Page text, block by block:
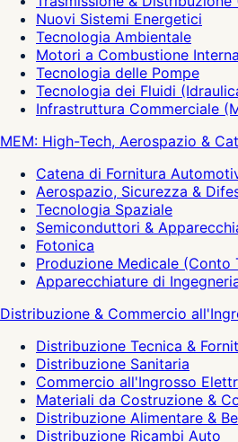
Nuovi Sistemi Energetici
Tecnologia Ambientale
Motori a Combustione Interna
Tecnologia delle Pompe
Tecnologia dei Fluidi
Infrastruttura Commerciale
MEM: High-Tech, Aerospazio &
Catena di Fornitura
Aerospazio, Sicurezza &
Tecnologia Spaziale
Semiconduttori &
Fotonica
Produzione Medicale (Conto
Apparecchiature di
Distribuzione & Commercio
Distribuzione Tecnica &
Distribuzione Sanitaria
Commercio all'Ingrosso
Materiali da Costruzione &
Distribuzione Alimentare &
Distribuzione Ricambi Auto